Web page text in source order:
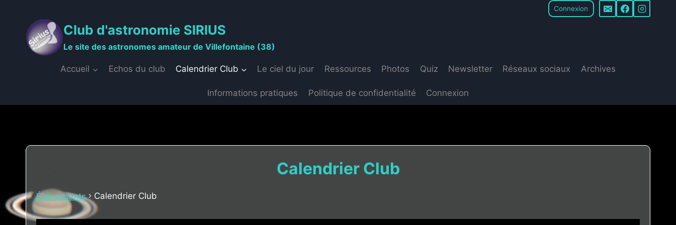
contenu
Connexion
Club d'astronomie SIRIUS
Le site des astronomes amateur de Villefontaine (38)
Accueil Echos du club Calendrier Club Le ciel du jour Ressources Photos Quiz Newsletter Réseaux sociaux Archives
Informations pratiques Politique de confidentialité Connexion
Calendrier Club
Évènements Calendrier Club